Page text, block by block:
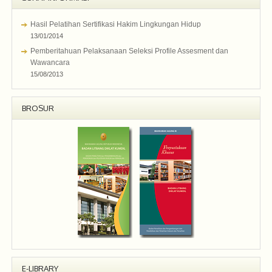
Hasil Pelatihan Sertifikasi Hakim Lingkungan Hidup
13/01/2014
Pemberitahuan Pelaksanaan Seleksi Profile Assesment dan
Wawancara
15/08/2013
BROSUR
E-LIBRARY